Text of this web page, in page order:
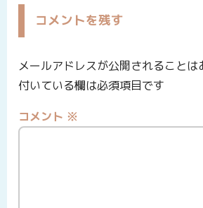
コメントを残す
メールアドレスが公開されることは
付いている欄は必須項目です
コメント ※